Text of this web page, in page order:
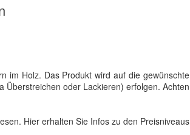
im Holz. Das Produkt wird auf die gewünschte
oder Lackieren) erfolgen. Achten
Hier erhalten Sie Infos zu den Preisniveaus